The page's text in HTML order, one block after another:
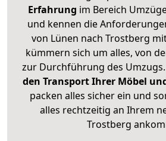
Erfahrung im Bereich
und kennen die
von Lünen nach Trostberg
kümmern sich um alles, von
zur Durchführung des Umzugs.
den Transport Ihrer Möbel
packen alles sicher ein und
alles rechtzeitig an Ihrem
Trostberg